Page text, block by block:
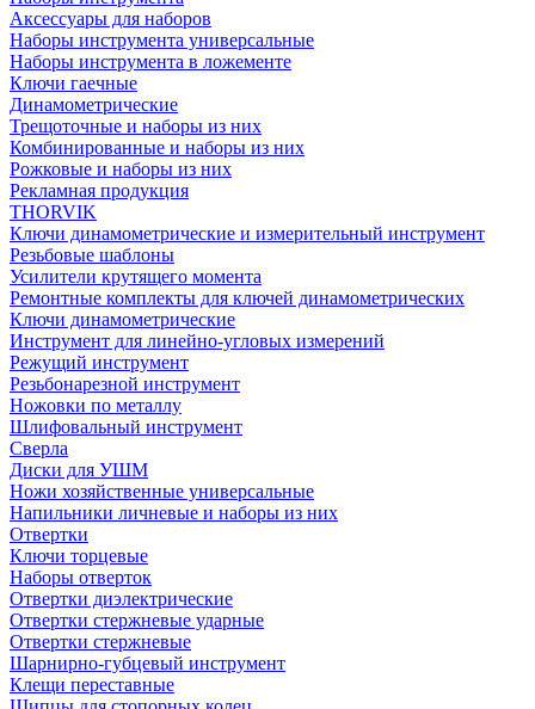
Аксессуары для наборов
Наборы инструмента универсальные
Наборы инструмента в ложементе
Ключи гаечные
Динамометрические
Трещоточные и наборы из них
Комбинированные и наборы из них
Рожковые и наборы из них
Рекламная продукция
THORVIK
Ключи динамометрические и измерительный инструмент
Резьбовые шаблоны
Усилители крутящего момента
Ремонтные комплекты для ключей динамометрических
Ключи динамометрические
Инструмент для линейно-угловых измерений
Режущий инструмент
Резьбонарезной инструмент
Ножовки по металлу
Шлифовальный инструмент
Сверла
Диски для УШМ
Ножи хозяйственные универсальные
Напильники личневые и наборы из них
Отвертки
Ключи торцевые
Наборы отверток
Отвертки диэлектрические
Отвертки стержневые ударные
Отвертки стержневые
Шарнирно-губцевый инструмент
Клещи переставные